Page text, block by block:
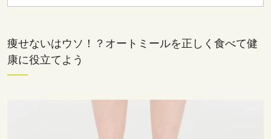
痩せないはウソ！？オートミールを正しく食べて健
康に役立てよう